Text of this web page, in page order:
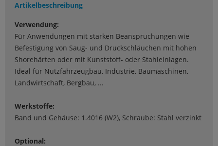
Artikelbeschreibung
Verwendung:
Für Anwendungen mit starken Beanspruchungen wie
Befestigung von Saug- und Druckschläuchen mit hohen
Shorehärten oder mit Kunststoff- oder Stahleinlagen.
Ideal für Nutzfahrzeugbau, Industrie, Baumaschinen,
Landwirtschaft, Bergbau, ...
Werkstoffe:
Band und Gehäuse: 1.4016 (W2), Schraube: Stahl verzinkt
Optional: